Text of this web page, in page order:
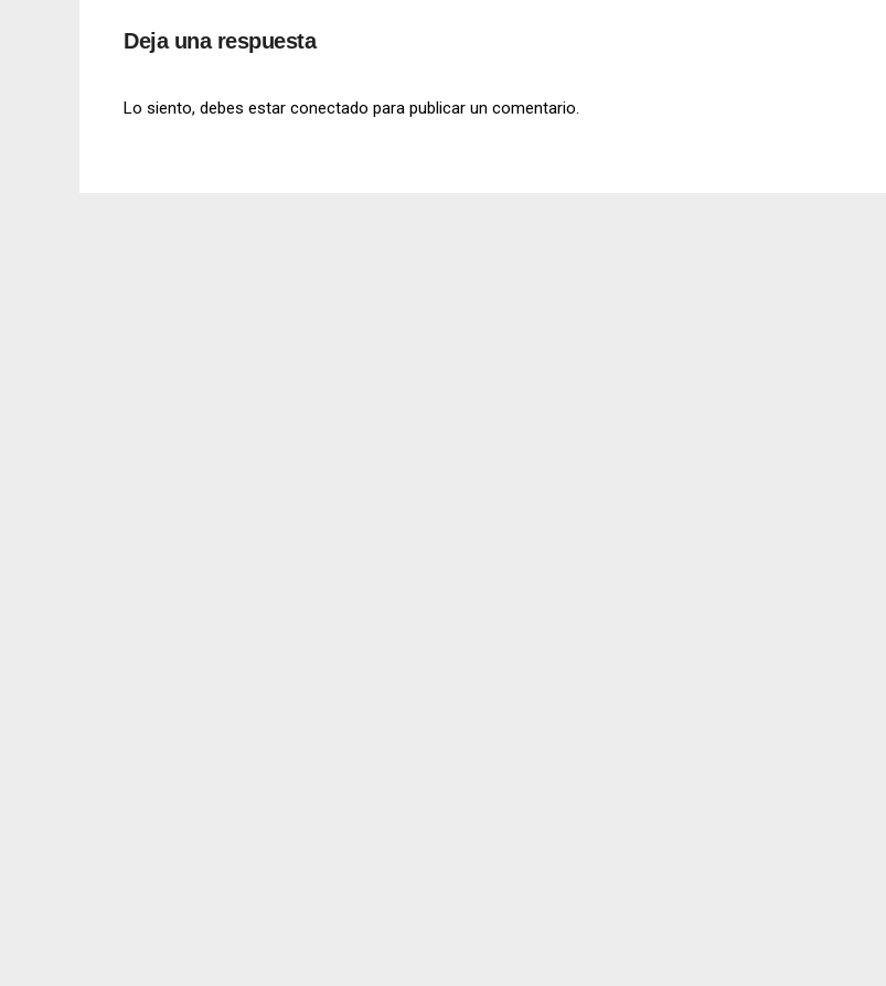
Deja una respuesta
Lo siento, debes estar conectado para publicar un comentario.